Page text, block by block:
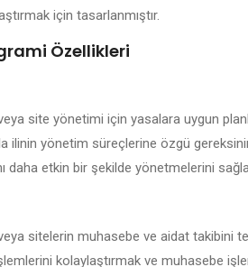
için tasarlanmıştır.
Özellikleri
site yönetimi için yasalara uygun
ilinin yönetim süreçlerine özgü
daha etkin bir şekilde yönetmelerini
sitelerin muhasebe ve aidat takibini
kolaylaştırmak ve muhasebe